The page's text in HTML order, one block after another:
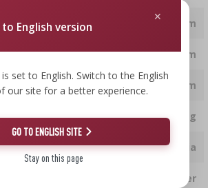
21.2 cm
12.2 cm
20 cm
2.945 kg
Średnia
Lager
English version
set to English. Switch to the English
our site for a better experience.
GO TO ENGLISH SITE
Stay on this page